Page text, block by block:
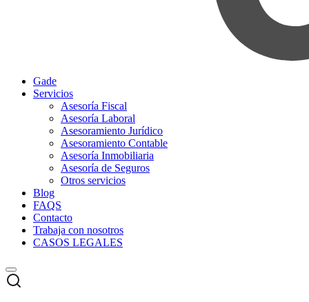
Gade
Servicios
Asesoría Fiscal
Asesoría Laboral
Asesoramiento Jurídico
Asesoramiento Contable
Asesoría Inmobiliaria
Asesoría de Seguros
Otros servicios
Blog
FAQS
Contacto
Trabaja con nosotros
CASOS LEGALES